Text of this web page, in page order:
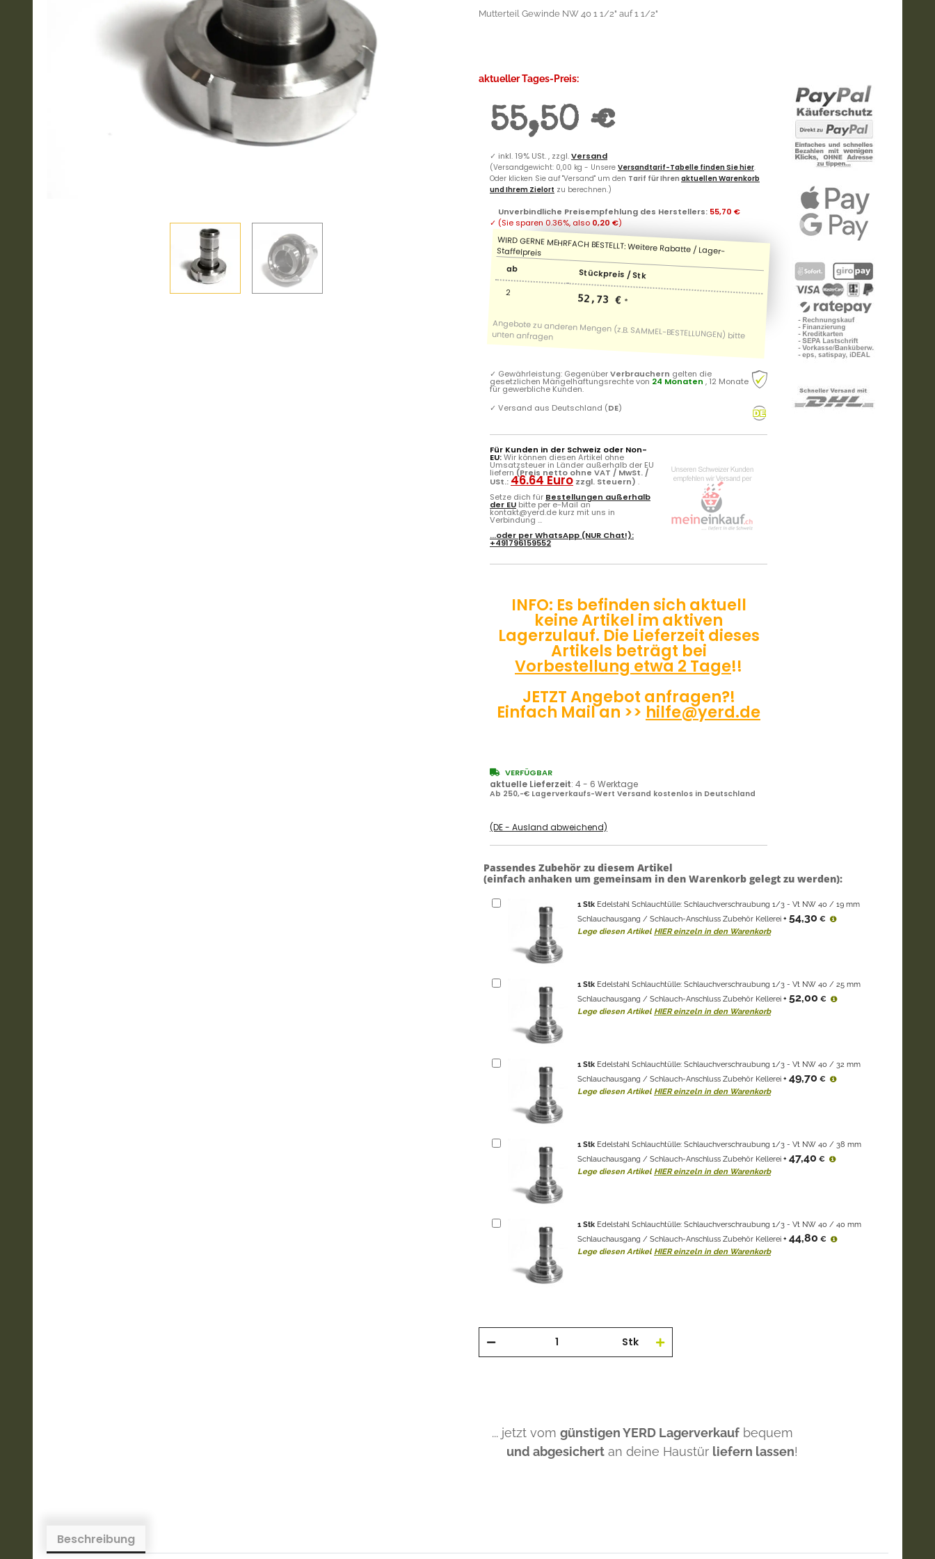
Mutterteil Gewinde NW 40 1 1/2" auf 1 1/2"
aktueller Tages-Preis:
55,50 €
✓ inkl. 19% USt. , zzgl.Versand
(Versandgewicht: 0,00 kg - Unsere Versandtarif-Tabelle finden Sie hier.
Oder klicken Sie auf "Versand" um den Tarif für Ihren aktuellen Warenkorb
und Ihrem Zielort zu berechnen.)
Unverbindliche Preisempfehlung des Herstellers: 55,70 €
✓ (Sie sparen 0.36%, also 0,20 €)
ab Stückpreis / Stk
2 52,73 € *
✓ Gewährleistung: GegenüberVerbrauchern gelten die
gesetzlichen Mängelhaftungsrechte von 24 Monaten , 12 Monate
für gewerbliche Kunden.
✓ Versand aus Deutschland (DE)
Für Kunden in der Schweiz oder Non-
EU:Wir können diesen Artikel ohne
Umsatzsteuer in Länder außerhalb der EU
liefern (Preis netto ohne VAT / MwSt. /
USt.: 46.64 Euro zzgl. Steuern) .
Setze dich für Bestellungen außerhalb
der EU bitte per e-Mail an
kontakt@yerd.de kurz mit uns in
Verbindung ...
...oder perWhatsApp (NUR Chat!):
+491796159552
INFO: Es befinden sich aktuell
keine Artikel im aktiven
Lagerzulauf. Die Lieferzeit dieses
Artikels beträgt bei
Vorbestellung etwa 2 Tage!!
JETZT Angebot anfragen?!
Einfach Mail an >> hilfe@yerd.de
VERFÜGBAR
aktuelle Lieferzeit: 4 - 6 Werktage
Ab 250,-€ Lagerverkaufs-Wert Versand kostenlos in Deutschland
(DE - Ausland abweichend)
Passendes Zubehör zu diesem Artikel
(einfach anhaken um gemeinsam in den Warenkorb gelegt zu werden):
1 Stk Edelstahl Schlauchtülle: Schlauchverschraubung 1/3 - Vt NW 40 / 19 mm
Schlauchausgang / Schlauch-Anschluss Zubehör Kellerei + 54,30 €
Lege diesen Artikel HIER einzeln in den Warenkorb
1 Stk Edelstahl Schlauchtülle: Schlauchverschraubung 1/3 - Vt NW 40 / 25 mm
Schlauchausgang / Schlauch-Anschluss Zubehör Kellerei + 52,00 €
Lege diesen Artikel HIER einzeln in den Warenkorb
1 Stk Edelstahl Schlauchtülle: Schlauchverschraubung 1/3 - Vt NW 40 / 32 mm
Schlauchausgang / Schlauch-Anschluss Zubehör Kellerei + 49,70 €
Lege diesen Artikel HIER einzeln in den Warenkorb
1 Stk Edelstahl Schlauchtülle: Schlauchverschraubung 1/3 - Vt NW 40 / 38 mm
Schlauchausgang / Schlauch-Anschluss Zubehör Kellerei + 47,40 €
Lege diesen Artikel HIER einzeln in den Warenkorb
1 Stk Edelstahl Schlauchtülle: Schlauchverschraubung 1/3 - Vt NW 40 / 40 mm
Schlauchausgang / Schlauch-Anschluss Zubehör Kellerei + 44,80 €
Lege diesen Artikel HIER einzeln in den Warenkorb
Stk
... jetzt vom günstigen YERD Lagerverkauf bequem
und abgesichert an deine Haustür liefern lassen!
Beschreibung